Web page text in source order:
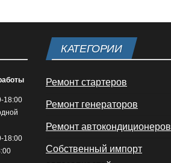
18:00
18:00
КАТЕГОРИИ
Ремонт стартеров
Ремонт генераторов
Ремонт автокондиционеров
Собственный импорт